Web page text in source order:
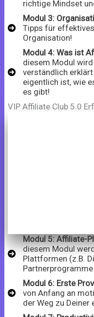
richtige Mindset
Modul 3:
Tipps für
Organisation!
Modul 4: Was ist
diesem Modul
verständlich
eigentlich ist, wie
es gibt!
VIP Affiliate Club 5.0
Modul 5: Affiliate-
diesem Modul
Plattformen (z.B.
Modul 6: Erste
von Anfang an
der Weg zu Deiner